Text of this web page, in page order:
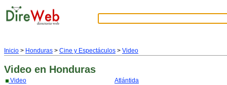
Inicio > Honduras > Cine y Espectáculos > Video
Video en Honduras
Video
Atlántida